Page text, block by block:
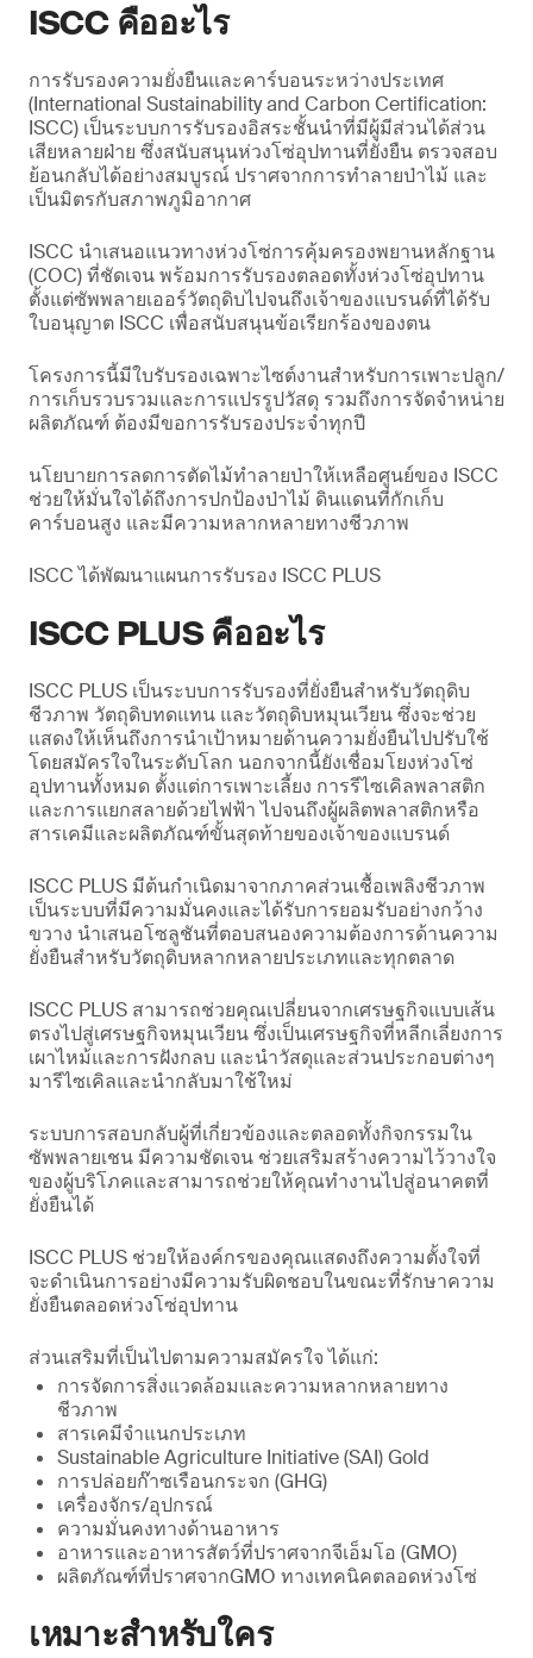
ISCC คืออะไร
การรับรองความยั่งยืนและคาร์บอนระหว่างประเทศ
(International Sustainability and Carbon Certification:
ISCC) เป็นระบบการรับรองอิสระชั้นนำที่มีผู้มีส่วนได้ส่วน
เสียหลายฝ่าย ซึ่งสนับสนุนห่วงโซ่อุปทานที่ยั่งยืน ตรวจสอบ
ย้อนกลับได้อย่างสมบูรณ์ ปราศจากการทําลายป่าไม้ และ
เป็นมิตรกับสภาพภูมิอากาศ
ISCC นำเสนอแนวทางห่วงโซ่การคุ้มครองพยานหลักฐาน
(COC) ที่ชัดเจน พร้อมการรับรองตลอดทั้งห่วงโซ่อุปทาน
ตั้งแต่ซัพพลายเออร์วัตถุดิบไปจนถึงเจ้าของแบรนด์ที่ได้รับ
ใบอนุญาต ISCC เพื่อสนับสนุนข้อเรียกร้องของตน
โครงการนี้มีใบรับรองเฉพาะไซต์งานสําหรับการเพาะปลูก/
การเก็บรวบรวมและการแปรรูปวัสดุ รวมถึงการจัดจําหน่าย
ผลิตภัณฑ์ ต้องมีขอการรับรองประจําทุกปี
นโยบายการลดการตัดไม้ทำลายป่าให้เหลือศูนย์ของ ISCC
ช่วยให้มั่นใจได้ถึงการปกป้องป่าไม้ ดินแดนที่กักเก็บ
คาร์บอนสูง และมีความหลากหลายทางชีวภาพ
ISCC ได้พัฒนาแผนการรับรอง ISCC PLUS
ISCC PLUS คืออะไร
ISCC PLUS เป็นระบบการรับรองที่ยั่งยืนสําหรับวัตถุดิบ
ชีวภาพ วัตถุดิบทดแทน และวัตถุดิบหมุนเวียน ซึ่งจะช่วย
แสดงให้เห็นถึงการนําเป้าหมายด้านความยั่งยืนไปปรับใช้
โดยสมัครใจในระดับโลก นอกจากนี้ยังเชื่อมโยงห่วงโซ่
อุปทานทั้งหมด ตั้งแต่การเพาะเลี้ยง การรีไซเคิลพลาสติก
และการแยกสลายด้วยไฟฟ้า ไปจนถึงผู้ผลิตพลาสติกหรือ
สารเคมีและผลิตภัณฑ์ขั้นสุดท้ายของเจ้าของแบรนด์
ISCC PLUS มีต้นกำเนิดมาจากภาคส่วนเชื้อเพลิงชีวภาพ
เป็นระบบที่มีความมั่นคงและได้รับการยอมรับอย่างกว้าง
ขวาง นำเสนอโซลูชันที่ตอบสนองความต้องการด้านความ
ยั่งยืนสำหรับวัตถุดิบหลากหลายประเภทและทุกตลาด
ISCC PLUS สามารถช่วยคุณเปลี่ยนจากเศรษฐกิจแบบเส้น
ตรงไปสู่เศรษฐกิจหมุนเวียน ซึ่งเป็นเศรษฐกิจที่หลีกเลี่ยงการ
เผาไหม้และการฝังกลบ และนําวัสดุและส่วนประกอบต่างๆ
มารีไซเคิลและนํากลับมาใช้ใหม่
ระบบการสอบกลับผู้ที่เกี่ยวข้องและตลอดทั้งกิจกรรมใน
ซัพพลายเชน มีความชัดเจน ช่วยเสริมสร้างความไว้วางใจ
ของผู้บริโภคและสามารถช่วยให้คุณทํางานไปสู่อนาคตที่
ยั่งยืนได้
ISCC PLUS ช่วยให้องค์กรของคุณแสดงถึงความตั้งใจที่
จะดําเนินการอย่างมีความรับผิดชอบในขณะที่รักษาความ
ยั่งยืนตลอดห่วงโซ่อุปทาน
ส่วนเสริมที่เป็นไปตามความสมัครใจ ได้แก่:
การจัดการสิ่งแวดล้อมและความหลากหลายทาง
ชีวภาพ
สารเคมีจําแนกประเภท
Sustainable Agriculture Initiative (SAI) Gold
การปล่อยก๊าซเรือนกระจก (GHG)
เครื่องจักร/อุปกรณ์
ความมั่นคงทางด้านอาหาร
อาหารและอาหารสัตว์ที่ปราศจากจีเอ็มโอ (GMO)
ผลิตภัณฑ์ที่ปราศจากGMO ทางเทคนิคตลอดห่วงโซ่
เหมาะสําหรับใคร